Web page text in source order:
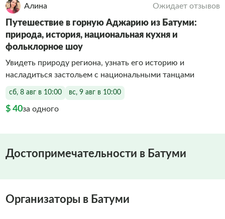
Алина Ожидает отзывов
Путешествие в горную Аджарию из Батуми:
природа, история, национальная кухня и
фольклорное шоу
Увидеть природу региона, узнать его историю и
насладиться застольем с национальными танцами
сб, 8 авг в 10:00 вс, 9 авг в 10:00
$ 40за одного
Достопримечательности в Батуми
Организаторы в Батуми